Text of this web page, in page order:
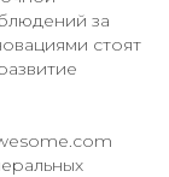
за
стоят